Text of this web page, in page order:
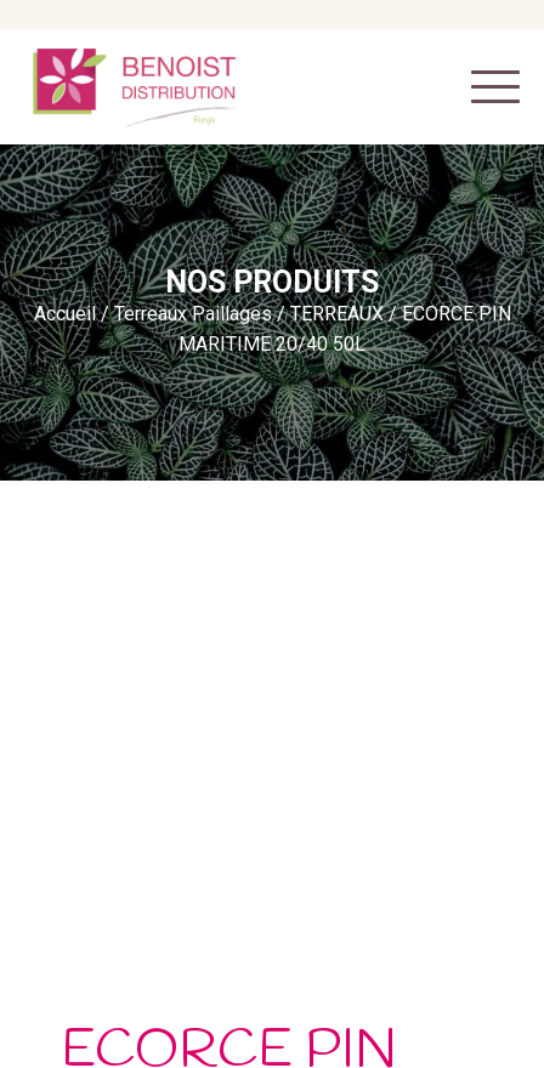
NOS PRODUITS
Accueil/Terreaux Paillages/TERREAUX/ ECORCE PIN
MARITIME 20/40 50L
ECORCE PIN